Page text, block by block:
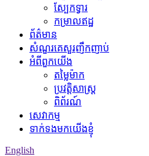
ស្បែកទ្វារ
កម្រាលឥដ្ឋ
ព័ត៌មាន
សំណួរគេសួរញឹកញាប់
អំពីពួកយើង
តម្លៃម៉ាក
ប្រវត្តិសាស្ត្រ
ពិព័រណ៍
សេវាកម្ម
ទាក់ទងមកយើងខ្ញុំ
English